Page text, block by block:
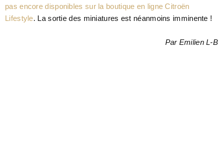
pas encore disponibles sur la boutique en ligne Citroën
Lifestyle. La sortie des miniatures est néanmoins imminente !
Par Emilien L-B